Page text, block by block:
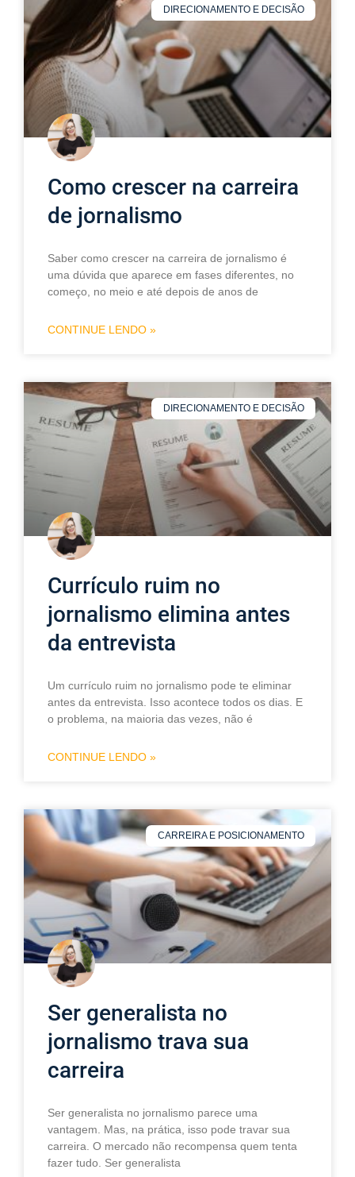
DIRECIONAMENTO E DECISÃO
Como crescer na carreira
de jornalismo
Saber como crescer na carreira de jornalismo é
uma dúvida que aparece em fases diferentes, no
começo, no meio e até depois de anos de
CONTINUE LENDO »
DIRECIONAMENTO E DECISÃO
Currículo ruim no
jornalismo elimina antes
da entrevista
Um currículo ruim no jornalismo pode te eliminar
antes da entrevista. Isso acontece todos os dias. E
o problema, na maioria das vezes, não é
CONTINUE LENDO »
CARREIRA E POSICIONAMENTO
Ser generalista no
jornalismo trava sua
carreira
Ser generalista no jornalismo parece uma
vantagem. Mas, na prática, isso pode travar sua
carreira. O mercado não recompensa quem tenta
fazer tudo. Ser generalista